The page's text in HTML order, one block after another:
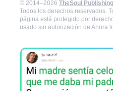
© 2014–2026 TheSoul Publishing
Todos los derechos reservados.
página está protegido por
usado sin autorización de Ahora